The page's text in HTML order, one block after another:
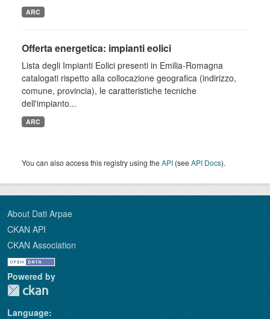
ARC
Offerta energetica: impianti eolici
Lista degli Impianti Eolici presenti in Emilia-Romagna
catalogati rispetto alla collocazione geografica (indirizzo,
comune, provincia), le caratteristiche tecniche
dell'impianto...
ARC
You can also access this registry using theAPI (seeAPI Docs).
About Dati Arpae
CKAN API
CKAN Association
Powered by
Language